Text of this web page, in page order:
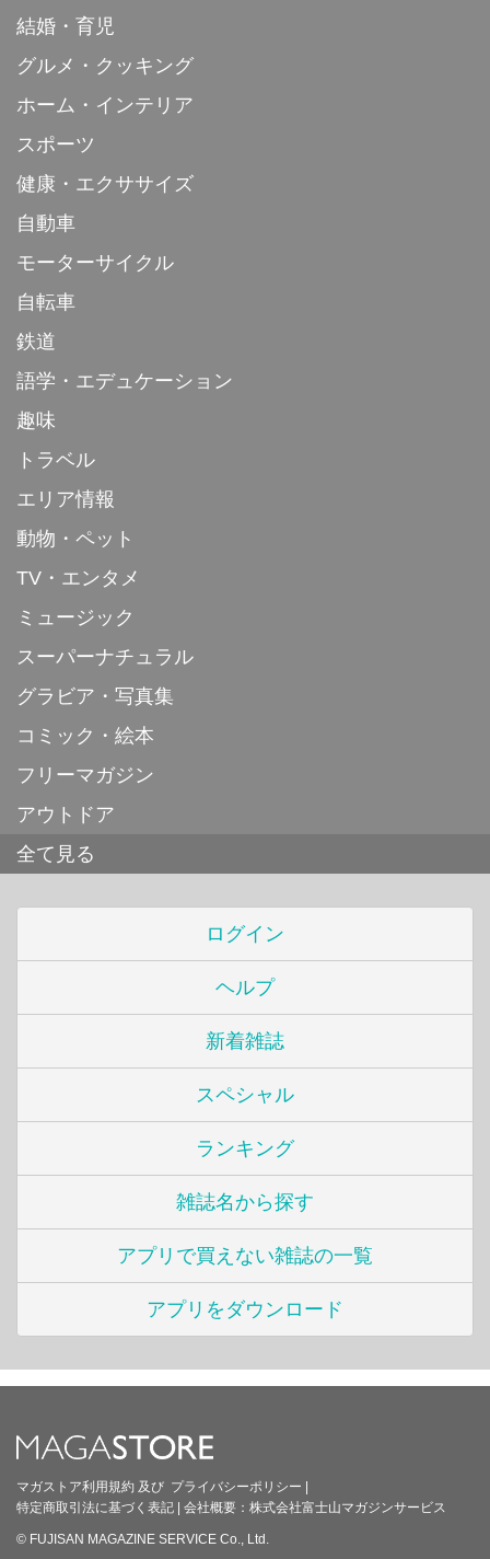
結婚・育児
グルメ・クッキング
ホーム・インテリア
スポーツ
健康・エクササイズ
自動車
モーターサイクル
自転車
鉄道
語学・エデュケーション
趣味
トラベル
エリア情報
動物・ペット
TV・エンタメ
ミュージック
スーパーナチュラル
グラビア・写真集
コミック・絵本
フリーマガジン
アウトドア
全て見る
ログイン
ヘルプ
新着雑誌
スペシャル
ランキング
雑誌名から探す
アプリで買えない雑誌の一覧
アプリをダウンロード
マガストア利用規約 及び プライバシーポリシー
特定商取引法に基づく表記
会社概要： 株式会社富士山マガジンサービス
© FUJISAN MAGAZINE SERVICE Co., Ltd.